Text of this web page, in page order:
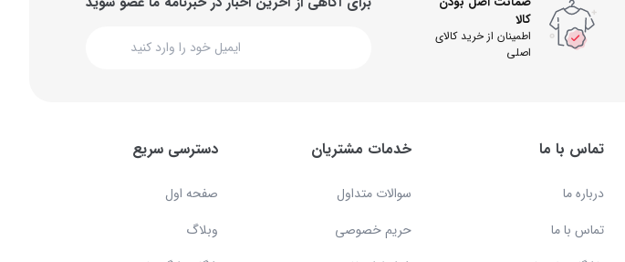
کالا
اطمینان از خرید کالای
اصلی
تماس با ما
درباره ما
تماس با ما
خدمات مشتریان
سوالات متداول
حریم خصوصی
دسترسی سریع
صفحه اول
وبلاگ